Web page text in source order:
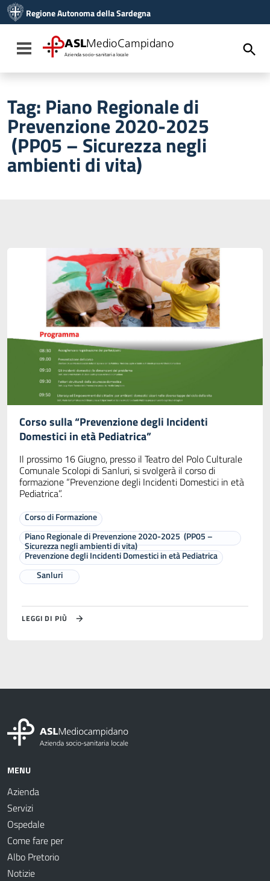
Vai al menu di navigazione
Vai al footer
Regione Autonoma della Sardegna
Toggle navigation
ASLMedioCampidano
Azienda socio-sanitaria locale
Tag: Piano Regionale di
Prevenzione 2020-2025
(PP05 – Sicurezza negli
ambienti di vita)
Corso sulla “Prevenzione degli Incidenti
Domestici in età Pediatrica”
Il prossimo 16 Giugno, presso il Teatro del Polo Culturale
Comunale Scolopi di Sanluri, si svolgerà il corso di
formazione “Prevenzione degli Incidenti Domestici in età
Pediatrica”.
Corso di Formazione
Piano Regionale di Prevenzione 2020-2025 (PP05 –
Sicurezza negli ambienti di vita)
Prevenzione degli Incidenti Domestici in età Pediatrica
Sanluri
LEGGI DI PIÙ
MENU
Azienda
Servizi
Ospedale
Come fare per
Albo Pretorio
Notizie